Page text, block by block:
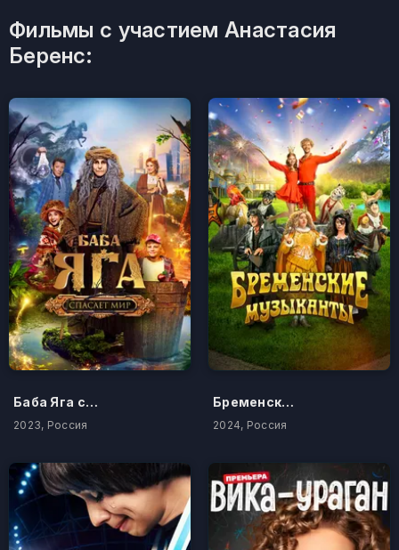
Фильмы с участием Анастасия
Беренс:
Баба Яга спасает мир
2023, Россия
Бременские музыканты
2024, Россия